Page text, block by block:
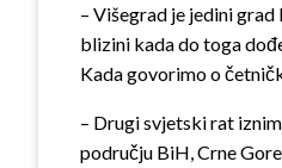
– Višegrad je jedini
blizini kada do toga
Kada govorimo o
– Drugi svjetski rat
području BiH, Crne